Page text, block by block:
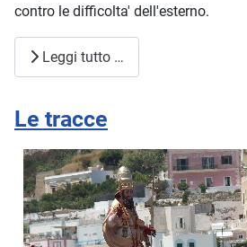
contro le difficolta' dell'esterno.
Leggi tutto …
Le tracce